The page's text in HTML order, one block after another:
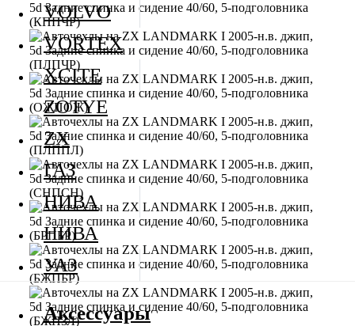
VOLVO
VORTEX
XCITE
ZOTYE
ZX
ГАЗ
НИВА
НИВА
УАЗ
Аксессуары